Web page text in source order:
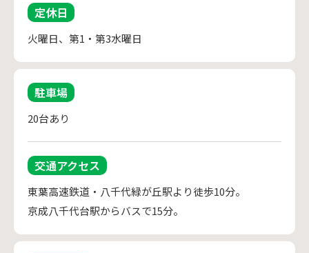
定休日
火曜日、第1・第3水曜日
駐車場
20台あり
交通アクセス
東葉高速鉄道・八千代緑が丘駅より徒歩10分。
京成八千代台駅からバスで15分。